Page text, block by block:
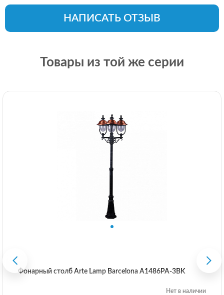
НАПИСАТЬ ОТЗЫВ
Товары из той же серии
Фонарный столб Arte Lamp Barcelona A1486PA-3BK
Нет в наличии